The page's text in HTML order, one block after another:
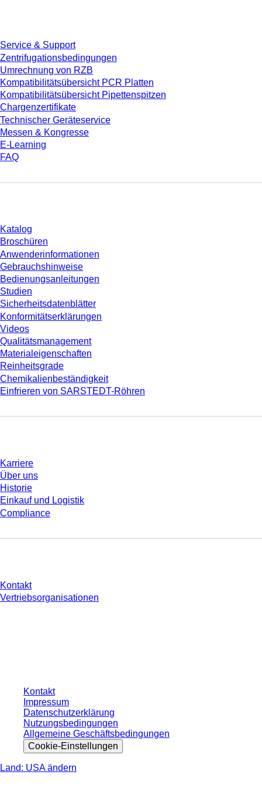
Service & Support
Zentrifugationsbedingungen
Umrechnung von RZB
Kompatibilitätsübersicht PCR Platten
Kompatibilitätsübersicht Pipettenspitzen
Chargenzertifikate
Technischer Geräteservice
Messen & Kongresse
E-Learning
FAQ
Katalog
Broschüren
Anwenderinformationen
Gebrauchshinweise
Bedienungsanleitungen
Studien
Sicherheitsdatenblätter
Konformitätserklärungen
Videos
Qualitätsmanagement
Materialeigenschaften
Reinheitsgrade
Chemikalienbeständigkeit
Einfrieren von SARSTEDT-Röhren
Karriere
Über uns
Historie
Einkauf und Logistik
Compliance
Kontakt
Vertriebsorganisationen
Kontakt
Impressum
Datenschutzerklärung
Nutzungsbedingungen
Allgemeine Geschäftsbedingungen
Cookie-Einstellungen
Land: USA ändern